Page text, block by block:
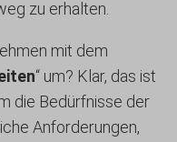
zu erhalten.
mit dem
“ um? Klar, das ist
die Bedürfnisse der
Anforderungen,